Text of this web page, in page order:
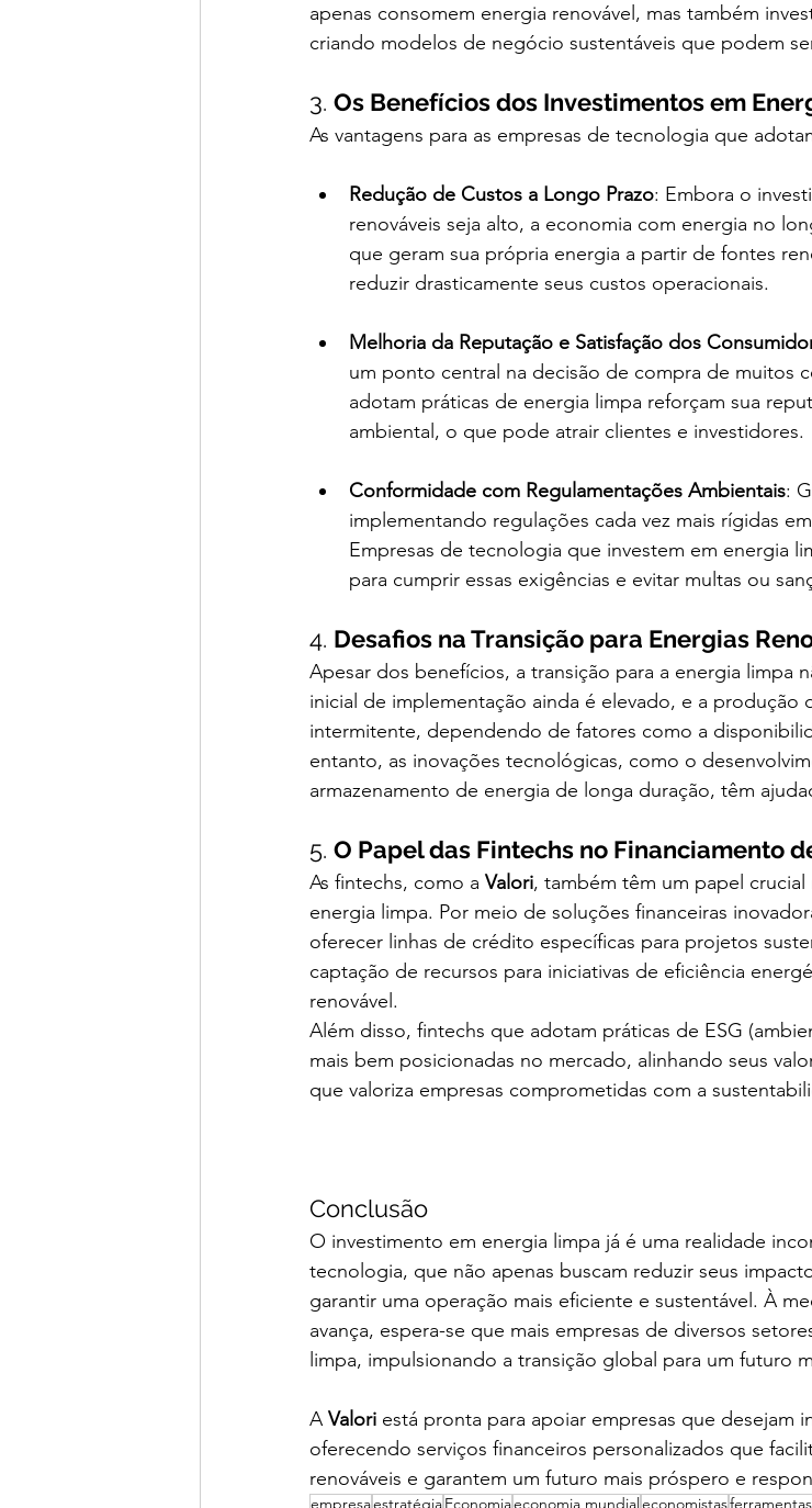
apenas consomem energia renovável, mas também
criando modelos de negócio sustentáveis que podem
3. Os Benefícios dos Investimentos em
As vantagens para as empresas de tecnologia que
Redução de Custos a Longo Prazo: Embora o
renováveis seja alto, a economia com energia no
que geram sua própria energia a partir de fontes
reduzir drasticamente seus custos operacionais.
Melhoria da Reputação e Satisfação dos
um ponto central na decisão de compra de muitos
adotam práticas de energia limpa reforçam sua
ambiental, o que pode atrair clientes e investidores.
Conformidade com Regulamentações Ambientais:
implementando regulações cada vez mais rígidas
Empresas de tecnologia que investem em energia
para cumprir essas exigências e evitar multas ou
4. Desafios na Transição para Energias
Apesar dos benefícios, a transição para a energia limpa
inicial de implementação ainda é elevado, e a produção
intermitente, dependendo de fatores como a
entanto, as inovações tecnológicas, como o
armazenamento de energia de longa duração, têm
5. O Papel das Fintechs no Financiamento
As fintechs, como a Valori, também têm um papel
energia limpa. Por meio de soluções financeiras
oferecer linhas de crédito específicas para projetos
captação de recursos para iniciativas de eficiência
renovável.
Além disso, fintechs que adotam práticas de ESG
mais bem posicionadas no mercado, alinhando seus
que valoriza empresas comprometidas com a
Conclusão
O investimento em energia limpa já é uma realidade
tecnologia, que não apenas buscam reduzir seus
garantir uma operação mais eficiente e sustentável. À
avança, espera-se que mais empresas de diversos
limpa, impulsionando a transição global para um futuro
A Valori está pronta para apoiar empresas que desejam
oferecendo serviços financeiros personalizados que
renováveis e garantem um futuro mais próspero e
empresaestratégiaEconomiaeconomia mundialeconomistasferramentas